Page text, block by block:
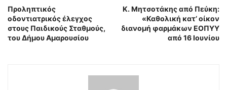
Προληπτικός
οδοντιατρικός έλεγχος
στους Παιδικούς Σταθμούς,
του Δήμου Αμαρουσίου
Κ. Μητσοτάκης από Πεύκη:
«Καθολική κατ’ οίκον
διανομή φαρμάκων ΕΟΠΥΥ
από 16 Ιουνίου